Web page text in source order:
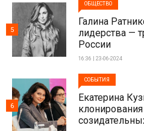
ОБЩЕСТВО
Галина
лидерства —
России
16:36 | 23-06-2024
5
СОБЫТИЯ
Екатерина
6